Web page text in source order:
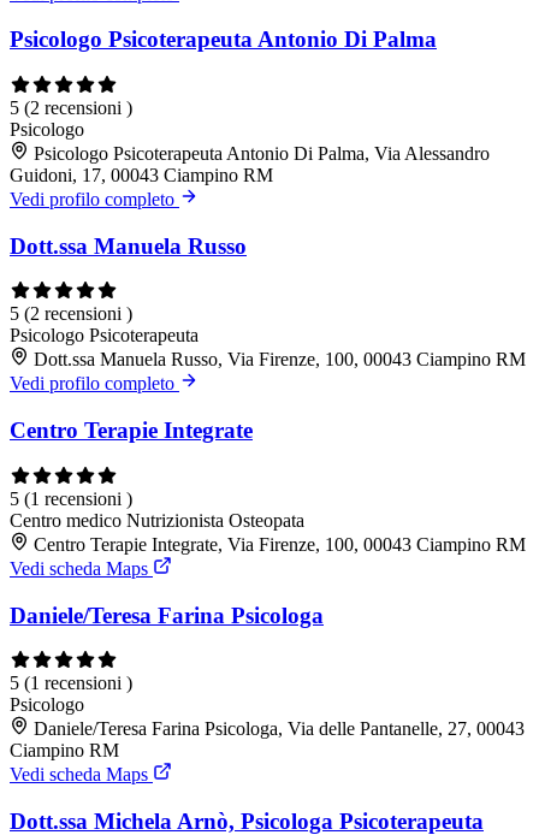
Psicologo Psicoterapeuta Antonio Di Palma
5 (2 recensioni )
Psicologo
Psicologo Psicoterapeuta Antonio Di Palma, Via Alessandro
Guidoni, 17, 00043 Ciampino RM
Vedi profilo completo
Dott.ssa Manuela Russo
5 (2 recensioni )
Psicologo Psicoterapeuta
Dott.ssa Manuela Russo, Via Firenze, 100, 00043 Ciampino RM
Vedi profilo completo
Centro Terapie Integrate
5 (1 recensioni )
Centro medico Nutrizionista Osteopata
Centro Terapie Integrate, Via Firenze, 100, 00043 Ciampino RM
Vedi scheda Maps
Daniele/Teresa Farina Psicologa
5 (1 recensioni )
Psicologo
Daniele/Teresa Farina Psicologa, Via delle Pantanelle, 27, 00043
Ciampino RM
Vedi scheda Maps
Dott.ssa Michela Arnò, Psicologa Psicoterapeuta